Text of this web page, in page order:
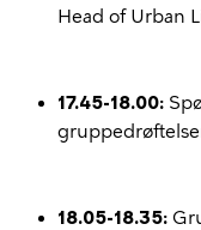
Head of Urban
17.45-18.00:
18.05-18.35: